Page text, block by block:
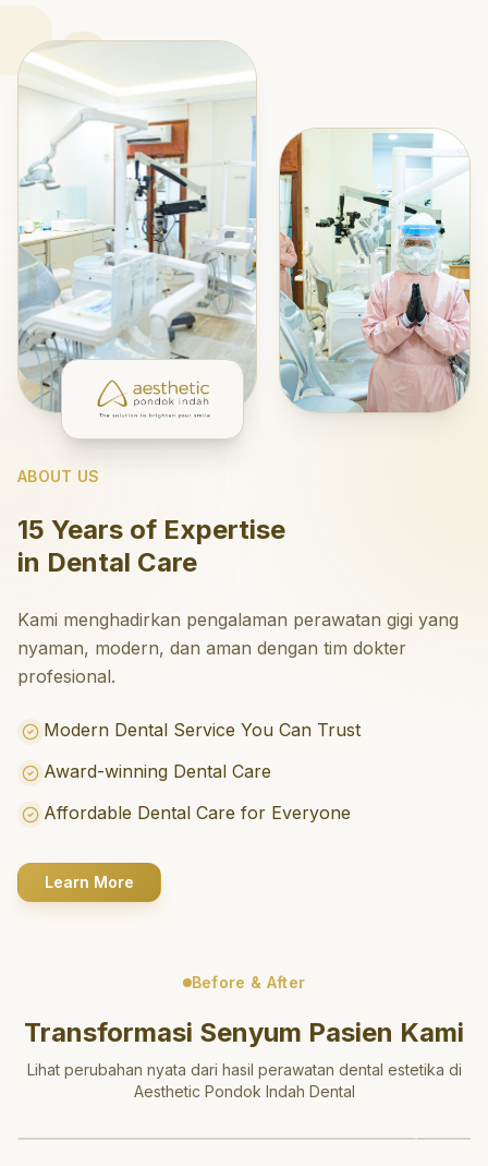
ABOUT US
15 Years of Expertise
in Dental Care
Kami menghadirkan pengalaman perawatan gigi yang
nyaman, modern, dan aman dengan tim dokter
profesional.
Modern Dental Service You Can Trust
Award-winning Dental Care
Affordable Dental Care for Everyone
Learn More
Before & After
Transformasi Senyum Pasien Kami
Lihat perubahan nyata dari hasil perawatan dental estetika di
Aesthetic Pondok Indah Dental